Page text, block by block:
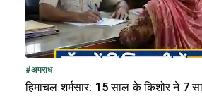
#अपराध
हिमाचल शर्मसार: 15 साल के किशोर ने 7